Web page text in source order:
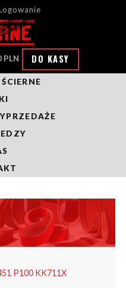
PLN DO KASY
P100 KK711X